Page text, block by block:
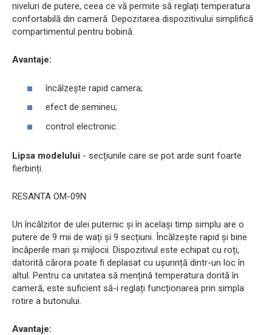
niveluri de putere, ceea ce vă permite să reglați temperatura
confortabilă din cameră. Depozitarea dispozitivului simplifică
compartimentul pentru bobină.
Avantaje:
încălzește rapid camera;
efect de semineu;
control electronic.
Lipsa modelului - secțiunile care se pot arde sunt foarte
fierbinți.
RESANTA OM-09N
Un încălzitor de ulei puternic și în același timp simplu are o
putere de 9 mii de wați și 9 secțiuni. Încălzește rapid și bine
încăperile mari și mijlocii. Dispozitivul este echipat cu roți,
datorită cărora poate fi deplasat cu ușurință dintr-un loc în
altul. Pentru ca unitatea să mențină temperatura dorită în
cameră, este suficient să-i reglați funcționarea prin simpla
rotire a butonului.
Avantaje: